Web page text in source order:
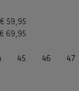
€ 59,95
€ 69,95
45 46 47